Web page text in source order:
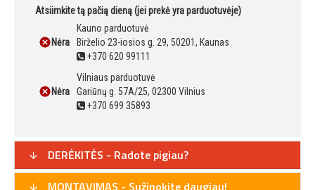
Atsiimkite tą pačią dieną (jei prekė yra parduotuvėje)
Nėra
Kauno parduotuvė
Birželio 23-iosios g. 29, 50201, Kaunas
+370 620 99111
Nėra
Vilniaus parduotuvė
Gariūnų g. 57A/25, 02300 Vilnius
+370 699 35893
DERĖKITĖS - Radote pigiau?